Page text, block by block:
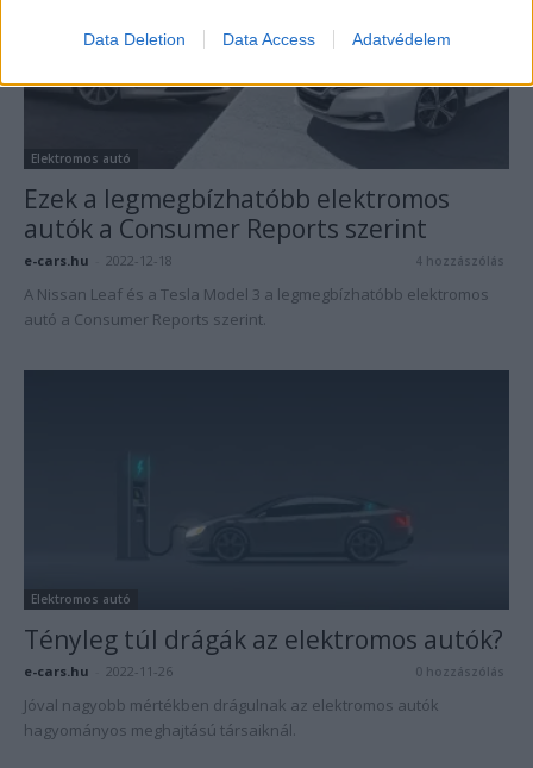
Data Deletion Data Access Adatvédelem
Elektromos autó
Ezek a legmegbízhatóbb elektromos
autók a Consumer Reports szerint
e-cars.hu 2022-12-18 4 hozzászólás
A Nissan Leaf és a Tesla Model 3 a legmegbízhatóbb elektromos
autó a Consumer Reports szerint.
Elektromos autó
Tényleg túl drágák az elektromos autók?
e-cars.hu 2022-11-26 0 hozzászólás
Jóval nagyobb mértékben drágulnak az elektromos autók
hagyományos meghajtású társaiknál.